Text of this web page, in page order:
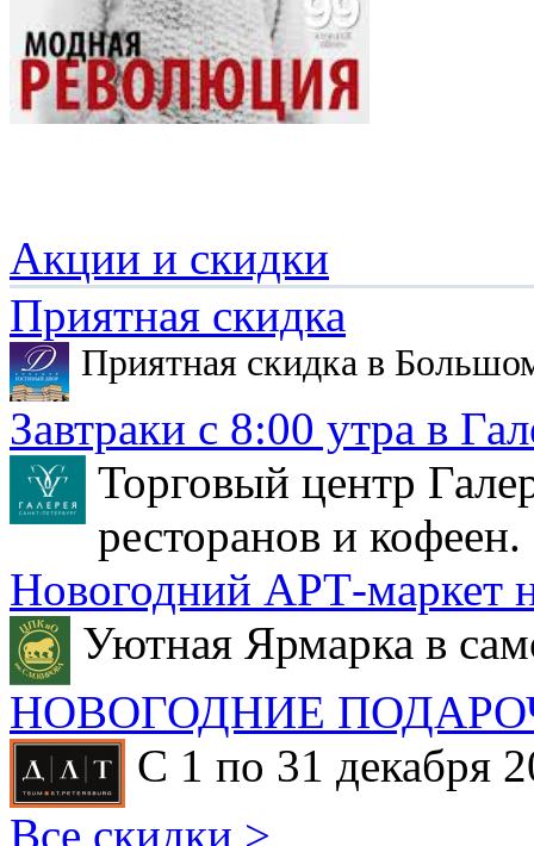
Акции и скидки
Приятная скидка
Приятная скидка в
Завтраки с 8:00 утра в
Торговый центр
ресторанов и кофеен.
Новогодний АРТ-маркет
Уютная Ярмарка в
НОВОГОДНИЕ
С 1 по 31 декабря
Все скидки >